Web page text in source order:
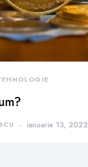
ianuarie 13, 2022